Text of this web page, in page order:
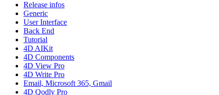
Release infos
Generic
User Interface
Back End
Tutorial
4D AIKit
4D Components
4D View Pro
4D Write Pro
Email, Microsoft 365, Gmail
4D Qodly Pro